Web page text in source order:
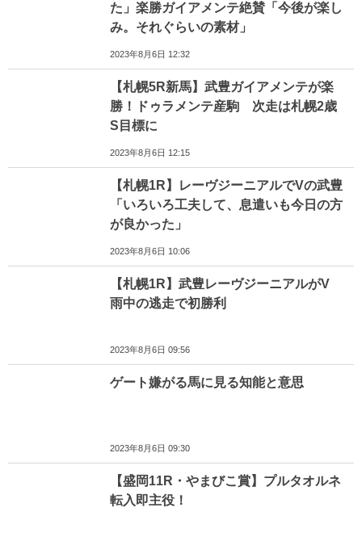
た」楽勝ガイアメンテ絶賛「今後が楽し
み。それぐらいの素材」
2023年8月6日 12:32
【札幌5R新馬】武豊ガイアメンテが楽
勝！ドゥラメンテ産駒 次走は札幌2歳
S目標に
2023年8月6日 12:15
【札幌1R】レーヴジーニアルでVの武豊
「いろいろ工夫して、息遣いも今日の方
が良かった」
2023年8月6日 10:06
【札幌1R】武豊レーヴジーニアルがV
雨中の逃走で初勝利
2023年8月6日 09:56
ゲート嫌がる馬に見る知能と意思
2023年8月6日 09:30
【盛岡11R・やまびこ賞】プルタオルネ
転入即主役！